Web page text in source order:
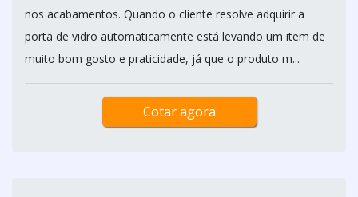
nos acabamentos. Quando o cliente resolve adquirir a
porta de vidro automaticamente está levando um item de
muito bom gosto e praticidade, já que o produto m...
Cotar agora